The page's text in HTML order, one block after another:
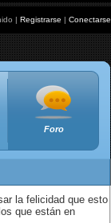
| Registrarse | Conectarse
Foro
la felicidad que esto
que están en